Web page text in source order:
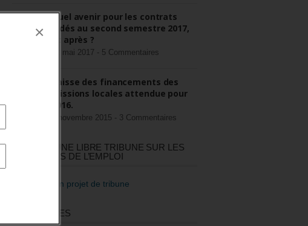
×
Quel avenir pour les contrats
aidés au second semestre 2017,
et après ?
22 mai 2017 - 5 Commentaires
Baisse des financements des
missions locales attendue pour
2016.
3 novembre 2015 - 3 Commentaires
RÉDIGEZ UNE LIBRE TRIBUNE SUR LES
POLITIQUES DE L’EMPLOI
>Décrire mon projet de tribune
CATÉGORIES